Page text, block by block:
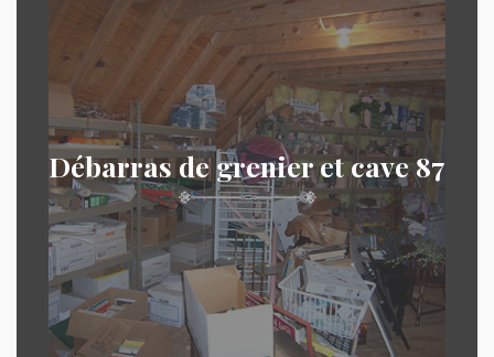
Débarras de grenier et cave 87